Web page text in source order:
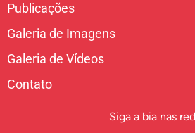
Publicações
Galeria de Imagens
Galeria de Vídeos
Contato
Siga a bia nas